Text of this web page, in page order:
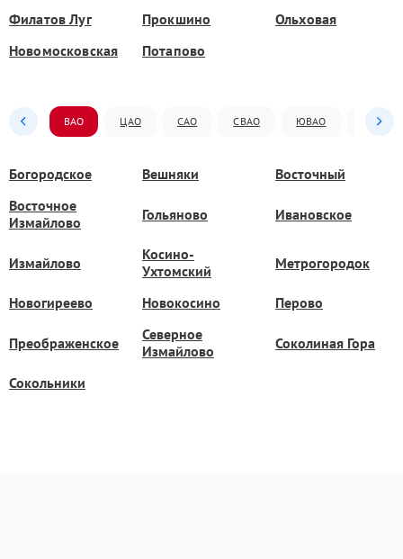
Филатов Луг Прокшино
Ольховая
Новомосковская
Потапово
ВАО ЦАО САО СВАО ЮВАО ЮАО
Богородское Вешняки
Восточный
Восточное
Измайлово
Гольяново Ивановское
Измайлово
Косино-
Ухтомский
Метрогородок
Новогиреево Новокосино Перово
Преображенское
Северное
Измайлово
Соколиная Гора
Сокольники